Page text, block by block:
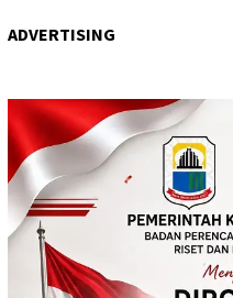
ADVERTISING